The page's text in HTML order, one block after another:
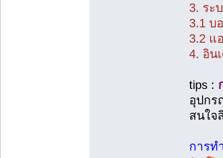
3. ระ
3.1 บ
3.2 แ
4. อิน
tips :
อุปกร
สนใจ
การท